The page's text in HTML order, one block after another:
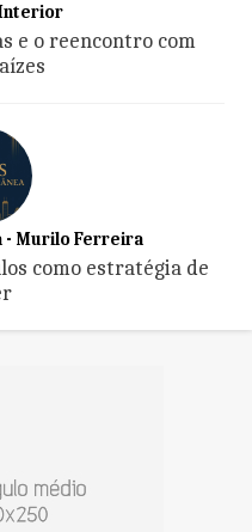
e o reencontro com
- Murilo Ferreira
como estratégia de